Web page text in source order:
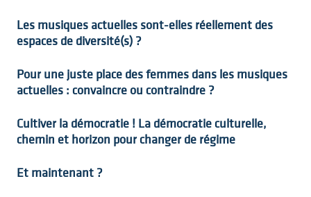
Les musiques actuelles sont-elles réellement des
espaces de diversité(s) ?
Pour une juste place des femmes dans les musiques
actuelles : convaincre ou contraindre ?
Cultiver la démocratie ! La démocratie culturelle,
chemin et horizon pour changer de régime
Et maintenant ?